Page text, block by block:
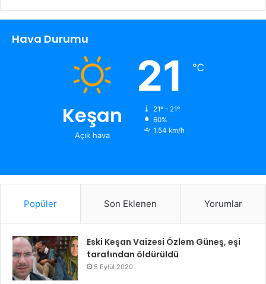
Hava Durumu
Keşan
Açık hava
21 ℃
21º - 21º
60%
1.54 km/h
Popüler Son Eklenen Yorumlar
Eski Keşan Vaizesi Özlem Güneş, eşi
tarafından öldürüldü
5 Eylül 2020